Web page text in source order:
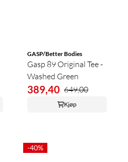
GASP/Better Bodies
Gasp 89 Original Tee -
Washed Green
389,40 649,00
Kjøp
-40%